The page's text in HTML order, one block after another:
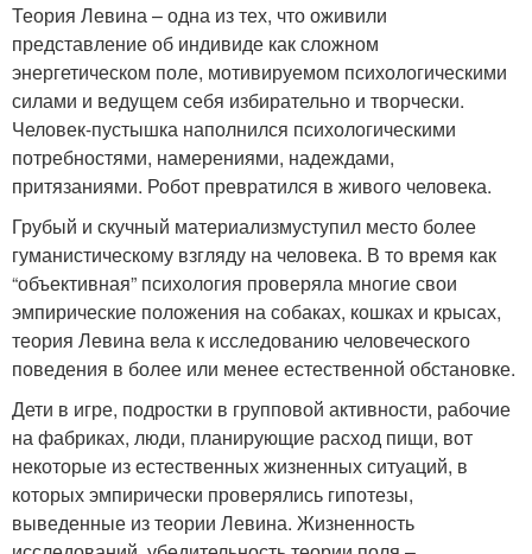
Теория Левина – одна из тех, что оживили
представление об индивиде как сложном
энергетическом поле, мотивируемом психологическими
силами и ведущем себя избирательно и творчески.
Человек-пустышка наполнился психологическими
потребностями, намерениями, надеждами,
притязаниями. Робот превратился в живого человека.
Грубый и скучный материализмуступил место более
гуманистическому взгляду на человека. В то время как
“объективная” психология проверяла многие свои
эмпирические положения на собаках, кошках и крысах,
теория Левина вела к исследованию человеческого
поведения в более или менее естественной обстановке.
Дети в игре, подростки в групповой активности, рабочие
на фабриках, люди, планирующие расход пищи, вот
некоторые из естественных жизненных ситуаций, в
которых эмпирически проверялись гипотезы,
выведенные из теории Левина. Жизненность